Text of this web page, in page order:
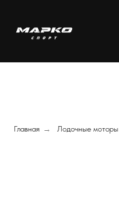
Главная → Лодочные моторы